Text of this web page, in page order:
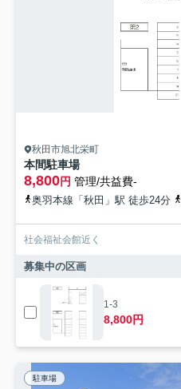
秋田市旭北栄町
本間駐車場
8,800円 管理/共益費-
奥羽本線「秋田」駅 徒歩24分
社会福祉会館近く
募集中の区画
1-3
8,800円
駐車場